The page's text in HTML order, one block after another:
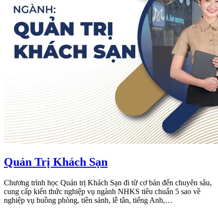
Quản Trị Khách Sạn
Chương trình học Quản trị Khách Sạn đi từ cơ bản đến chuyên sâu,
cung cấp kiến thức nghiệp vụ ngành NHKS tiêu chuẩn 5 sao về
nghiệp vụ buồng phòng, tiền sảnh, lễ tân, tiếng Anh,…